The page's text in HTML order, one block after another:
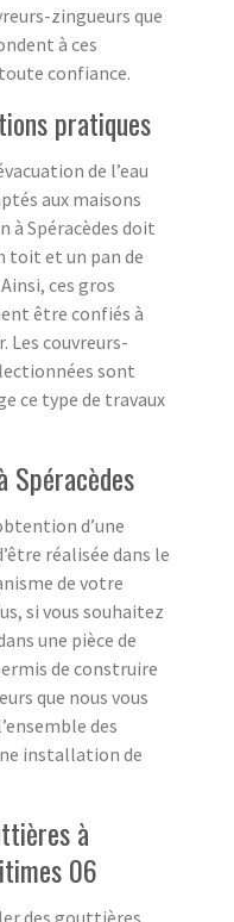
zingueurs que
à ces
confiance.
pratiques
de l’eau
aux maisons
à Spéracèdes doit
toit et un pan de
ces gros
être confiés à
Les couvreurs-
sont
ce type de travaux
Spéracèdes
d’une
réalisée dans le
de votre
si vous souhaitez
une pièce de
de construire
que nous vous
des
installation de
à
06
des gouttières,